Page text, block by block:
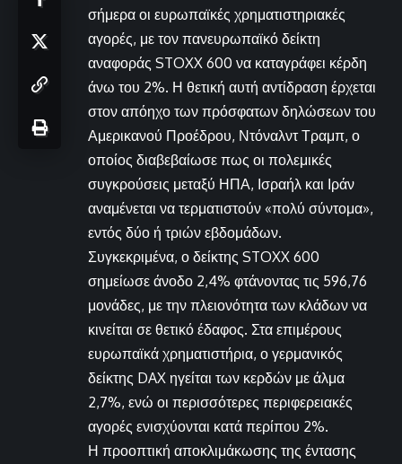
σήμερα οι ευρωπαϊκές χρηματιστηριακές
αγορές, με τον πανευρωπαϊκό δείκτη
αναφοράς STOXX 600 να καταγράφει κέρδη
άνω του 2%. Η θετική αυτή αντίδραση έρχεται
στον απόηχο των πρόσφατων δηλώσεων του
Αμερικανού Προέδρου, Ντόναλντ Τραμπ, ο
οποίος διαβεβαίωσε πως οι πολεμικές
συγκρούσεις μεταξύ ΗΠΑ, Ισραήλ και Ιράν
αναμένεται να τερματιστούν «πολύ σύντομα»,
εντός δύο ή τριών εβδομάδων.
Συγκεκριμένα, ο δείκτης STOXX 600
σημείωσε άνοδο 2,4% φτάνοντας τις 596,76
μονάδες, με την πλειονότητα των κλάδων να
κινείται σε θετικό έδαφος. Στα επιμέρους
ευρωπαϊκά χρηματιστήρια, ο γερμανικός
δείκτης DAX ηγείται των κερδών με άλμα
2,7%, ενώ οι περισσότερες περιφερειακές
αγορές ενισχύονται κατά περίπου 2%.
Η προοπτική αποκλιμάκωσης της έντασης